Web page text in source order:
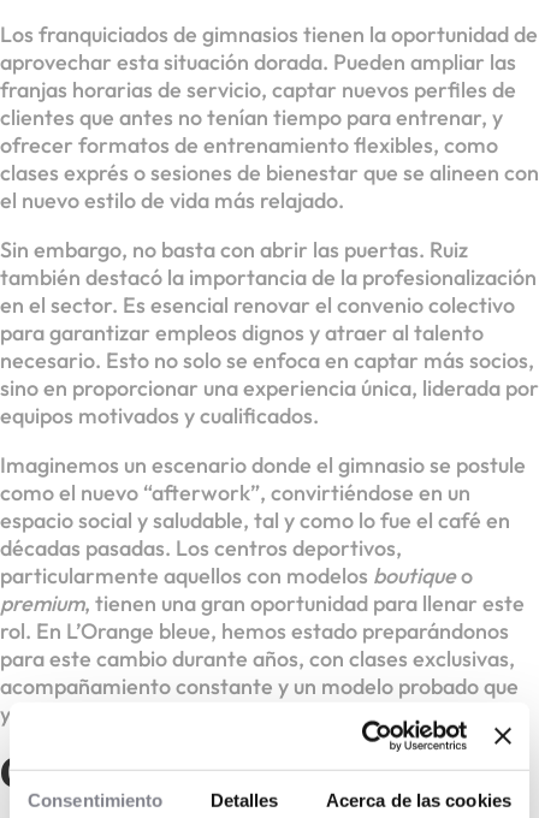
Consentimiento Detalles Acerca de las cookies
Los franquiciados de gimnasios tienen la oportunidad de
aprovechar esta situación dorada. Pueden ampliar las
franjas horarias de servicio, captar nuevos perfiles de
clientes que antes no tenían tiempo para entrenar, y
ofrecer formatos de entrenamiento flexibles, como
clases exprés o sesiones de bienestar que se alineen con
el nuevo estilo de vida más relajado.
Sin embargo, no basta con abrir las puertas. Ruiz
también destacó la importancia de la profesionalización
en el sector. Es esencial renovar el convenio colectivo
para garantizar empleos dignos y atraer al talento
necesario. Esto no solo se enfoca en captar más socios,
sino en proporcionar una experiencia única, liderada por
equipos motivados y cualificados.
Imaginemos un escenario donde el gimnasio se postule
como el nuevo “afterwork”, convirtiéndose en un
espacio social y saludable, tal y como lo fue el café en
décadas pasadas. Los centros deportivos,
particularmente aquellos con modelos boutiqueo
premium, tienen una gran oportunidad para llenar este
rol. En L’Orange bleue, hemos estado preparándonos
para este cambio durante años, con clases exclusivas,
acompañamiento constante y un modelo probado que
ya cuenta con más de 400 clubes.
Conclusión